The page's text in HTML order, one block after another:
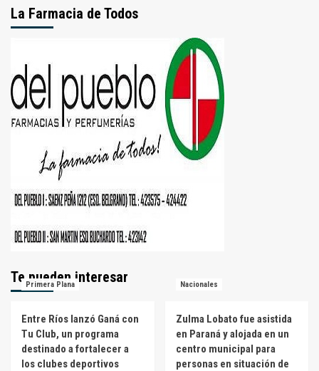
La Farmacia de Todos
Te pueden interesar
Primera Plana
Entre Ríos lanzó Ganá con
Tu Club, un programa
destinado a fortalecer a
los clubes deportivos
Nacionales
Zulma Lobato fue asistida
en Paraná y alojada en un
centro municipal para
personas en situación de